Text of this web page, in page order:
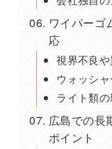
ワイパーゴ
応
視界不良
ウォッシ
ライト類
広島での長
ポイント